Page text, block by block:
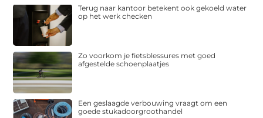
Terug naar kantoor betekent ook gekoeld water
op het werk checken
Zo voorkom je fietsblessures met goed
afgestelde schoenplaatjes
Een geslaagde verbouwing vraagt om een
goede stukadoorgroothandel